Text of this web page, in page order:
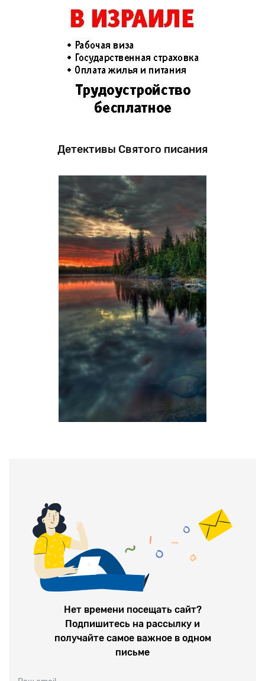
Детективы Святого писания
Нет времени посещать сайт?
Подпишитесь на рассылку и
получайте самое важное в одном
письме